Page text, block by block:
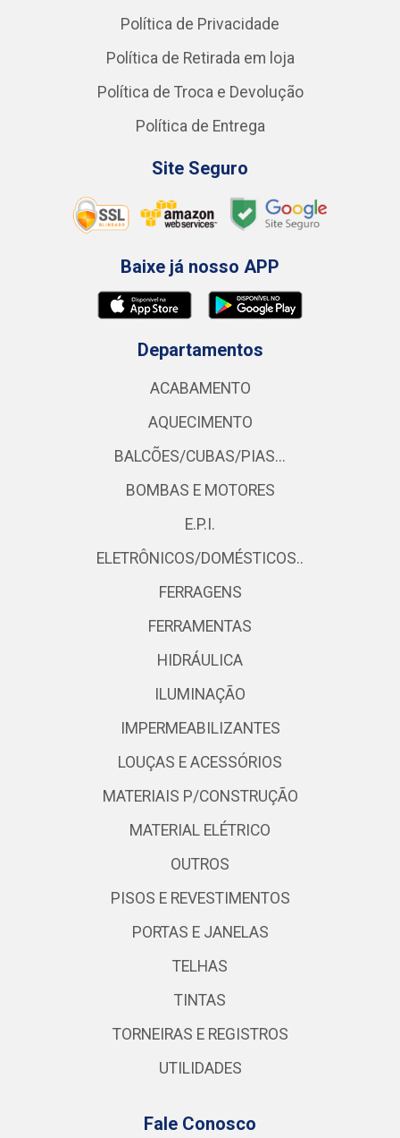
Política de Privacidade
Política de Retirada em loja
Política de Troca e Devolução
Política de Entrega
Site Seguro
Baixe já nosso APP
Departamentos
ACABAMENTO
AQUECIMENTO
BALCÕES/CUBAS/PIAS...
BOMBAS E MOTORES
E.P.I.
ELETRÔNICOS/DOMÉSTICOS..
FERRAGENS
FERRAMENTAS
HIDRÁULICA
ILUMINAÇÃO
IMPERMEABILIZANTES
LOUÇAS E ACESSÓRIOS
MATERIAIS P/CONSTRUÇÃO
MATERIAL ELÉTRICO
OUTROS
PISOS E REVESTIMENTOS
PORTAS E JANELAS
TELHAS
TINTAS
TORNEIRAS E REGISTROS
UTILIDADES
Fale Conosco